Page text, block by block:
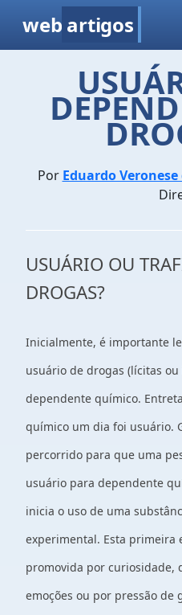
web artigos
Por Eduardo Veronese
USUÁRIO OU
DROGAS?
Inicialmente, é importante
usuário de drogas (lícitas
dependente químico.
químico um dia foi usuário.
percorrido para que uma
usuário para dependente
inicia o uso de uma
experimental. Esta primeira
promovida por curiosidade,
emoções ou por pressão de